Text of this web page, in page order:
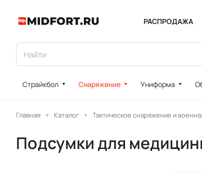
РАСПРОДАЖА
Страйкбол Снаряжение Униформа
Главная Каталог Тактическое снаряжение и
Подсумки для